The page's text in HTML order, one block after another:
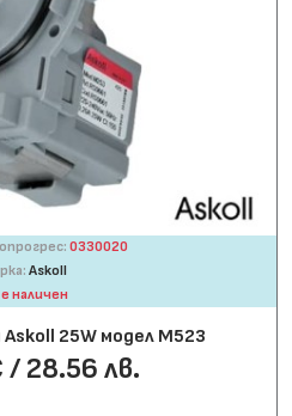
0330020
Askoll
наличен
25W модел M523
/ 28.56 лв.